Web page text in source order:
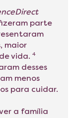
parte
maior
vida. 4
desses
menos
para cuidar.
a família